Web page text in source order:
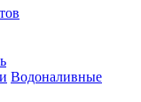
Водоналивные